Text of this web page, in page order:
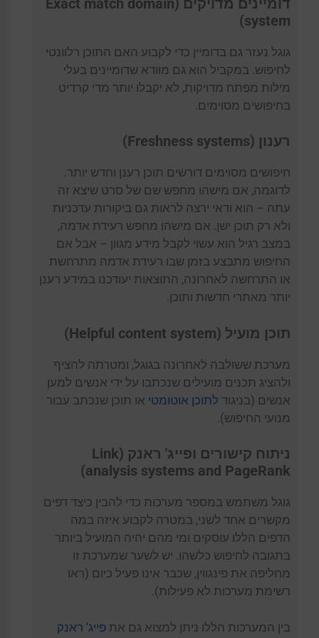
system)
גוגל נעזר גם בדומיין כדי לקבוע האם התוכן רלוונטי
לחיפוש. במקביל הוא גם מוודא שדומיינים בעלי
מילות מפתח מדויקות, לא יקבלו יותר מדי קרדיט
בחיפושים מסוימים.
רענון (Freshness systems)
חיפושים מסוימים דורשים תוכן רענן וחדש יותר.
לדוגמה, אם מישהו מחפש שם של סרט שיצא זה
עתה – הוא ודאי ירצה לראות גם ביקורות עדכניות
ולא רק תוכן ישן. אם מישהו מחפש רעידת אדמה,
במצב רגיל הוא עשוי לקבל מידע מגוון – אבל אם
החיפוש מתבצע בזמן שבו רעידת אדמה מתרחשת
או התרחשה לאחרונה, התוצאות יעודכנו במידע רענן
יותר מאתרי חדשות ותוכן.
תוכן מועיל (Helpful content system)
מערכת ששולבה לאחרונה בגוגל, ומטרתה להציף
ולהציג תכנים מועילים שנכתבו על ידי אנשים למען
אנשים (בניגוד לתוכן אוטומטי או תוכן שנכתב עבור
מנועי החיפוש).
ניתוח קישורים ופייג' ראנק (Link
analysis systems and PageRank)
גוגל משתמש במספר מערכות כדי להבין כיצד דפים
מקשרים אחד לשני, במטרה לקבוע איזה במה
הדפים הללו עוסקים ומי מהם יהיה המועיל ביותר
בתגובה לחיפוש כלשהו. יש לשער שמערכת זו
מחליפה את פינגווין, שכבר אינו פעיל כיום (ראו
רשימת מערכות לא פעילות).
בין המערכות הללו ניתן למצוא גם את פייג' ראנק